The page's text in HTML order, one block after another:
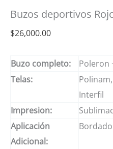
Buzos deportivos
$26,000.00
Buzo completo:
Poleron
Telas:
Interfil
Impresion:
Aplicación
Adicional: